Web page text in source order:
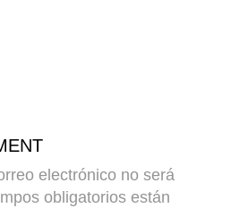
electrónico no será
obligatorios están